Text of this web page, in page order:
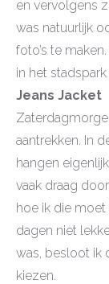
en vervolgens
was natuurlijk
foto’s te
in het
Jeans Jacket
aantrekken. In
hangen
vaak draag
hoe ik die moet
dagen niet
was, besloot ik
kiezen.